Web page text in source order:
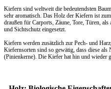
Kiefern sind weltweit die bedeutendsten
sehr aromatisch. Das Holz der Kiefern ist
draußen für Carports, Zäune, Tore, Türen, als
und Sichtschutz eingesetzt.
Kiefern werden zusätzlich zur Pech- und
Kiefernsorten sind so gewätig, dass diese als
(Pinienkerne). Die Kiefer hat hin und wieder